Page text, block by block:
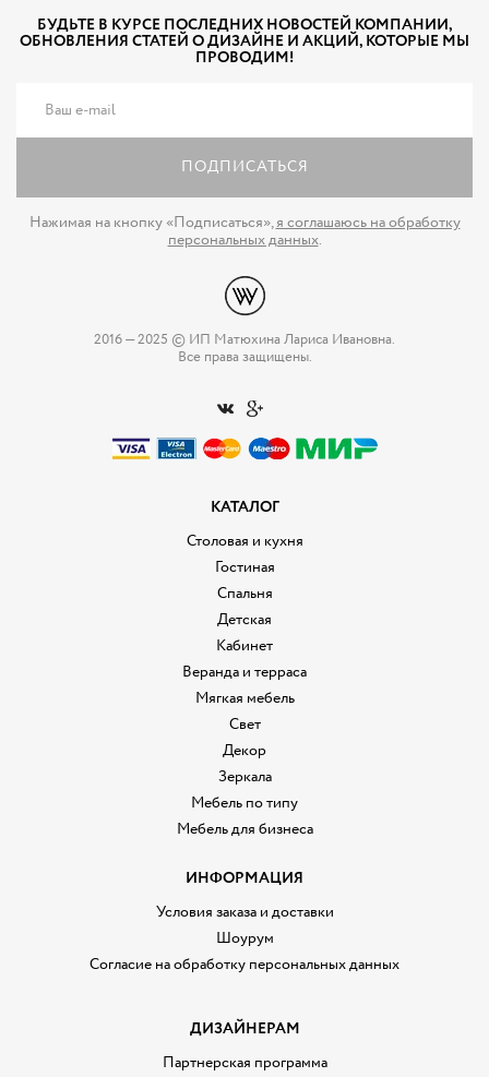
БУДЬТЕ В КУРСЕ ПОСЛЕДНИХ НОВОСТЕЙ КОМПАНИИ,
ОБНОВЛЕНИЯ СТАТЕЙ О ДИЗАЙНЕ И АКЦИЙ, КОТОРЫЕ МЫ
ПРОВОДИМ!
ПОДПИСАТЬСЯ
Нажимая на кнопку «Подписаться»,я соглашаюсь на обработку
персональных данных.
2016 — 2025 © ИП Матюхина Лариса Ивановна.
Все права защищены.
КАТАЛОГ
Столовая и кухня
Гостиная
Спальня
Детская
Кабинет
Веранда и терраса
Мягкая мебель
Свет
Декор
Зеркала
Мебель по типу
Мебель для бизнеса
ИНФОРМАЦИЯ
Условия заказа и доставки
Шоурум
Согласие на обработку персональных данных
ДИЗАЙНЕРАМ
Партнерская программа